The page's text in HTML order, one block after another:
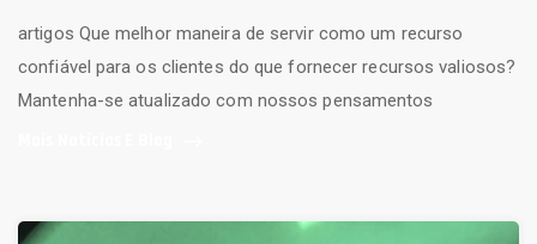
artigos Que melhor maneira de servir como um recurso
confiável para os clientes do que fornecer recursos valiosos?
Mantenha-se atualizado com nossos pensamentos